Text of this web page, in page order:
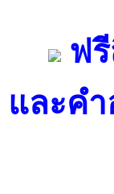
ฟ
และคำ